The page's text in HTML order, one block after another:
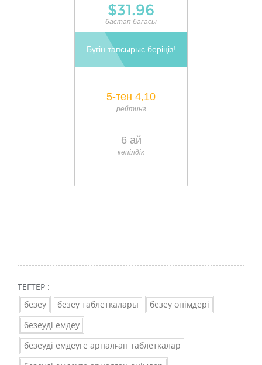
$31.96
бастап бағасы
Бүгін тапсырыс беріңіз!
5-тен 4,10
рейтинг
6 ай
кепілдік
ТЕГТЕР :
безеу
безеу таблеткалары
безеу өнімдері
безеуді емдеу
безеуді емдеуге арналған таблеткалар